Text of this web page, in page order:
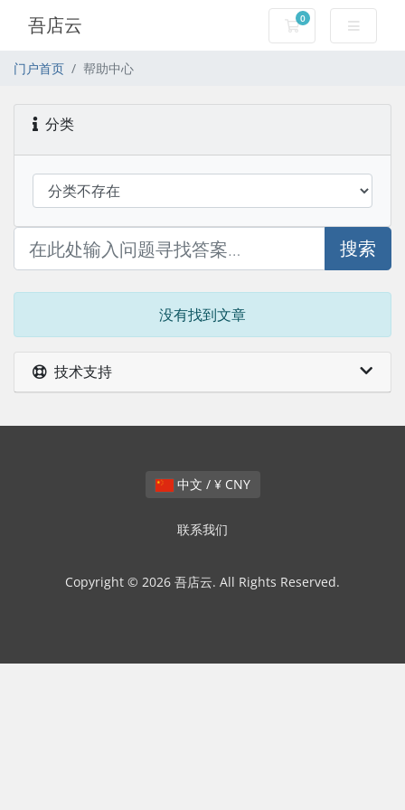
吾店云 0
购物车
门户首页 帮助中心
分类
搜索
没有找到文章
技术支持
中文 / ¥ CNY
联系我们
Copyright © 2026 吾店云. All Rights Reserved.